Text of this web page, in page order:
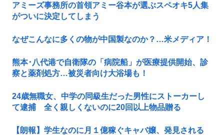
アミーズ事務所の首領アミー谷本が選ぶスペオキ5人集
がついに決定してしまう
なぜこんなに多くの物が中国製なのか？…米メディア！
熊本･八代港で自衛隊の「病院船」が医療提供開始、診
察と薬剤処方…被災者向け大浴場も！
24歳無職女、中学の同級生だった男性にストーカーし
て逮捕 全く親しくないのに20回以上物品贈る
【朗報】学生なのに月１億稼ぐキャバ嬢、発見される